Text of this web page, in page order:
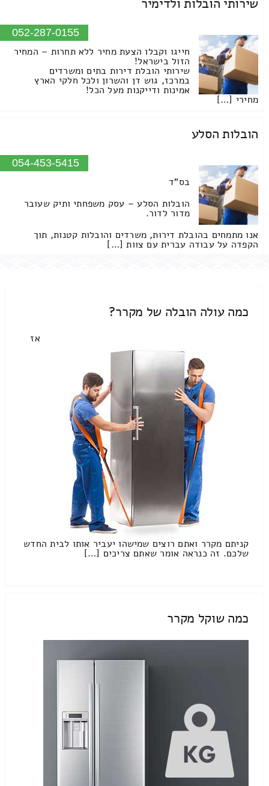
שירותי הובלות ולדימיר
052-287-0155
חייגו וקבלו הצעת מחיר ללא תחרות – המחיר
הזול בישראל!
שירותי הובלת דירות בתים ומשרדים
במרכז, גוש דן והשרון ולכל חלקי הארץ
אמינות ודייקנות מעל הכל!
מחירי […]
הובלות הסלע
054-453-5415
בס"ד
הובלות הסלע – עסק משפחתי ותיק שעובר
מדור לדור.
אנו מתמחים בהובלת דירות, משרדים והובלות קטנות, תוך
הקפדה על עבודה עברית עם צוות […]
כמה עולה הובלה של מקרר?
אז
קניתם מקרר ואתם רוצים שמישהו יעביר אותו לבית החדש
שלכם. זה כנראה אומר שאתם צריכים […]
כמה שוקל מקרר